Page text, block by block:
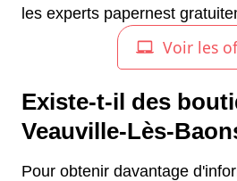
les experts papernest
Existe-t-il des
Veauville-Lès-
Pour obtenir davantage